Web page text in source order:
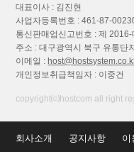
대표이사 : 김진현
사업자등록번호 : 461-87-
통신판매업신고번호 : 제
주소 : 대구광역시 북구 유통단
이메일 :
개인정보취급책임자 : 이중건
copyright⒞hostcom all right
회사소개 공지사항 이